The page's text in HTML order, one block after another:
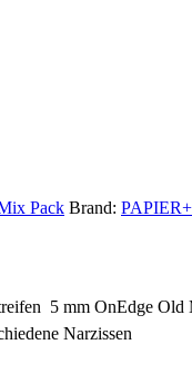
Pack Brand:
 5 mm OnEdge
Narzissen